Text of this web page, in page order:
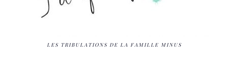
LES TRIBULATIONS DE LA FAMILLE MINUS